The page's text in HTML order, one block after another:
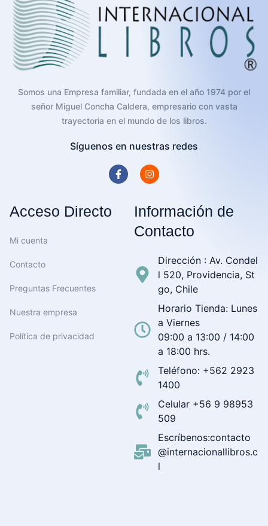
Somos una Empresa familiar, fundada en el año 1974 por el
señor Miguel Concha Caldera, empresario con vasta
trayectoria en el mundo de los libros.
Síguenos en nuestras redes
Acceso Directo
Mi cuenta
Contacto
Preguntas Frecuentes
Nuestra empresa
Política de privacidad
Información de
Contacto
Dirección : Av. Condel
l 520, Providencia, St
go, Chile
Horario Tienda: Lunes
a Viernes
09:00 a 13:00 / 14:00
a 18:00 hrs.
Teléfono: +562 2923
1400
Celular +56 9 98953
509
Escríbenos:contacto
@internacionallibros.c
l